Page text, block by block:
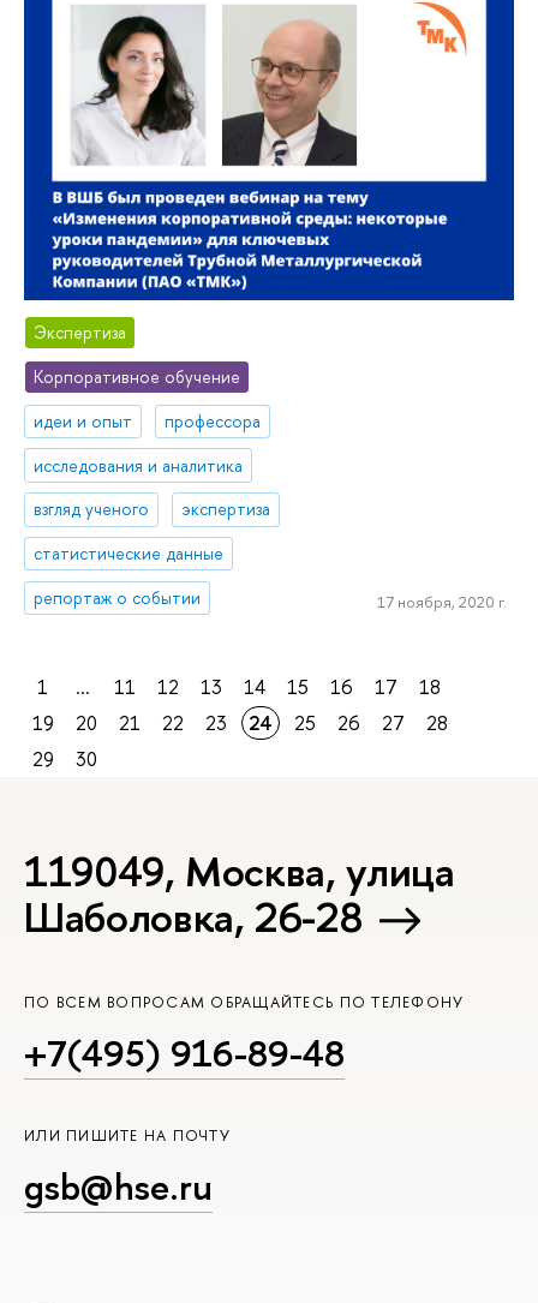
Экспертиза
Корпоративное обучение
идеи и опыт
профессора
исследования и аналитика
взгляд ученого
экспертиза
статистические данные
репортаж о событии
17 ноября, 2020 г.
1 ... 11 12 13 14 15 16 17
18
19
20 21 22 23 24 25 26 27
28
29
30
119049, Москва, улица
Шаболовка, 26-28
ПО ВСЕМ ВОПРОСАМ ОБРАЩАЙТЕСЬ ПО ТЕЛЕФОНУ
+7(495) 916-89-48
ИЛИ ПИШИТЕ НА ПОЧТУ
gsb@hse.ru